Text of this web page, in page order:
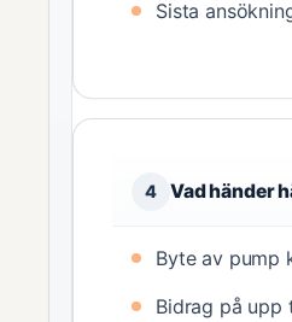
Sista
4 Vad händer
Byte av pump
Bidrag på upp